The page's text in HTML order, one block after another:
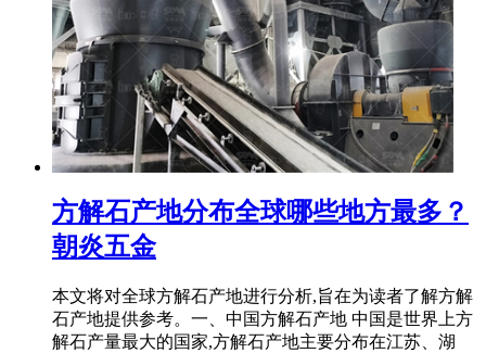
方解石产地分布全球哪些地方最多？
朝炎五金
本文将对全球方解石产地进行分析,旨在为读者了解方解
石产地提供参考。一、中国方解石产地 中国是世界上方
解石产量最大的国家,方解石产地主要分布在江苏、湖